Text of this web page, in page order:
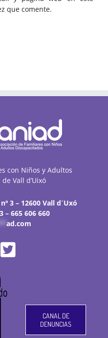
que comente.
con Niños y Adultos
Vall d’Uixó
3 – 12600 Vall d´Uxó
– 665 606 660
ad.com
CANAL DE
DENUNCIAS